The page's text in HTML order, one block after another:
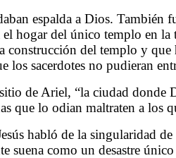
espalda a Dios. También
hogar del único templo en
del templo y
los sacerdotes no pudieran
de Ariel, “la ciudad
que lo odian maltraten a los
habló de la singularidad
como un desastre